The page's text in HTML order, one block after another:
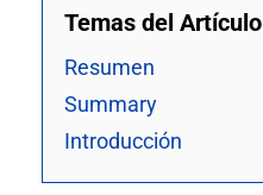
Temas del Artículo
Resumen
Summary
Introducción